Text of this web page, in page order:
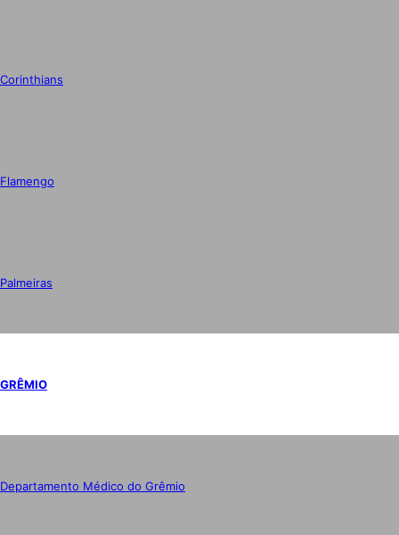
Corinthians
Flamengo
Palmeiras
GRÊMIO
Departamento Médico do Grêmio